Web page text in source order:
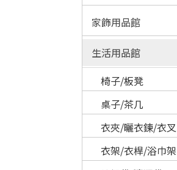
家飾用品館
生活用品館
椅子/板凳
桌子/茶几
衣夾/曬衣鍊/衣叉
衣架/衣桿/浴巾架